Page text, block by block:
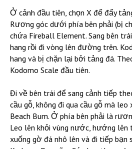
Ở cảnh đầu tiên, chọn X để đẩy
Rương góc dưới phía bên phải (bị
chứa Fireball Element. Sang bên
hang rồi đi vòng lên đường trên.
hang và bị chặn lại bởi tảng đá.
Kodomo Scale đầu tiên.
Đi về bên trái để sang cảnh tiếp
cầu gỗ, không đi qua cầu gỗ mà
Beach Bum. Ở phía bên phải là
Leo lên khỏi vùng nước, hướng lên
xuống gờ đá nhô lên và đi tiếp bạn